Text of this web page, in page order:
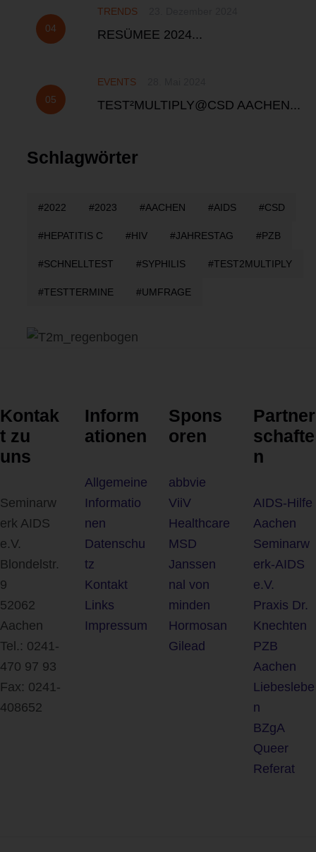
TRENDS
RESÜMEE 2024...
EVENTS
TEST²MULTIPLY@CSD AACHEN...
Schlagwörter
2022 2023 AACHEN AIDS CSD
HEPATITIS C HIV JAHRESTAG PZB
SCHNELLTEST SYPHILIS TEST2MULTIPLY
TESTTERMINE UMFRAGE
Kontak
t zu
uns
Seminarw
erk AIDS
e.V.
Blondelstr.
9
52062
Aachen
Tel.: 0241-
470 97 93
Fax: 0241-
408652
Inform
ationen
Allgemeine
Informatio
nen
Datenschu
tz
Kontakt
Links
Impressum
Spons
oren
abbvie
ViiV
Healthcare
MSD
Janssen
nal von
minden
Hormosan
Gilead
Partner
schafte
n
AIDS-Hilfe
Aachen
Seminarw
erk-AIDS
e.V.
Praxis Dr.
Knechten
PZB
Aachen
Liebeslebe
n
BZgA
Queer
Referat